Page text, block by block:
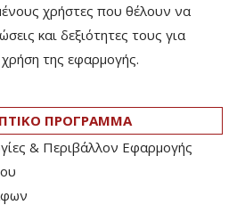
χρήστες που θέλουν να
και δεξιότητες τους για
της εφαρμογής.
ΠΡΟΓΡΑΜΜΑ
& Περιβάλλον Εφαρμογής